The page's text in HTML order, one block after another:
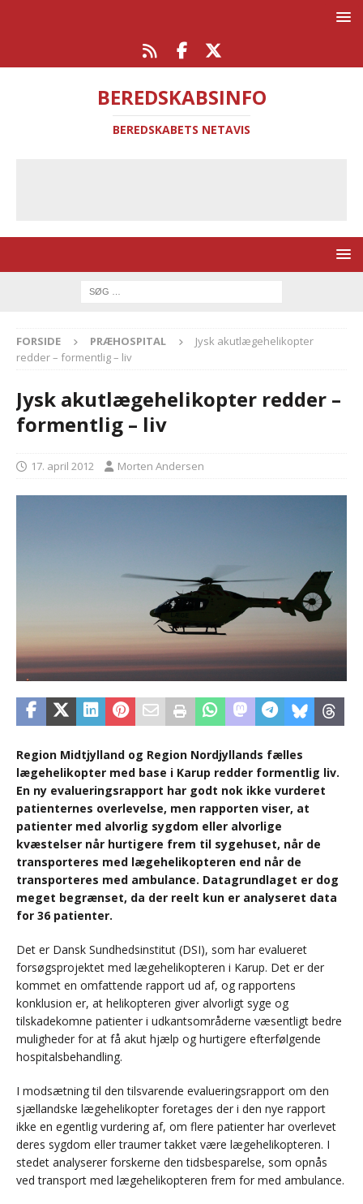
BEREDSKABSINFO
BEREDSKABETS NETAVIS
FORSIDE PRÆHOSPITAL
Jysk akutlægehelikopter
redder – formentlig – liv
Jysk akutlægehelikopter redder –
formentlig – liv
17. april 2012 Morten Andersen
Region Midtjylland og Region Nordjyllands fælles
lægehelikopter med base i Karup redder formentlig liv.
En ny evalueringsrapport har godt nok ikke vurderet
patienternes overlevelse, men rapporten viser, at
patienter med alvorlig sygdom eller alvorlige
kvæstelser når hurtigere frem til sygehuset, når de
transporteres med lægehelikopteren end når de
transporteres med ambulance. Datagrundlaget er dog
meget begrænset, da der reelt kun er analyseret data
for 36 patienter.
Det er Dansk Sundhedsinstitut (DSI), som har evalueret
forsøgsprojektet med lægehelikopteren i Karup. Det er der
kommet en omfattende rapport ud af, og rapportens
konklusion er, at helikopteren giver alvorligt syge og
tilskadekomne patienter i udkantsområderne væsentligt bedre
muligheder for at få akut hjælp og hurtigere efterfølgende
hospitalsbehandling.
I modsætning til den tilsvarende evalueringsrapport om den
sjællandske lægehelikopter foretages der i den nye rapport
ikke en egentlig vurdering af, om flere patienter har overlevet
deres sygdom eller traumer takket være lægehelikopteren. I
stedet analyserer forskerne den tidsbesparelse, som opnås
ved transport med lægehelikopteren frem for med ambulance.